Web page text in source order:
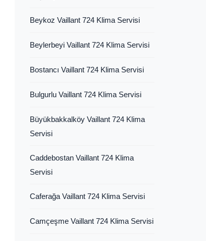
Beykoz Vaillant 724 Klima Servisi
Beylerbeyi Vaillant 724 Klima Servisi
Bostancı Vaillant 724 Klima Servisi
Bulgurlu Vaillant 724 Klima Servisi
Büyükbakkalköy Vaillant 724 Klima
Servisi
Caddebostan Vaillant 724 Klima
Servisi
Caferağa Vaillant 724 Klima Servisi
Camçeşme Vaillant 724 Klima Servisi